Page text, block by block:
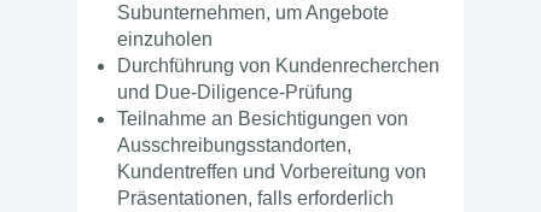
Subunternehmen, um Angebote
einzuholen
Durchführung von Kundenrecherchen
und Due-Diligence-Prüfung
Teilnahme an Besichtigungen von
Ausschreibungsstandorten,
Kundentreffen und Vorbereitung von
Präsentationen, falls erforderlich